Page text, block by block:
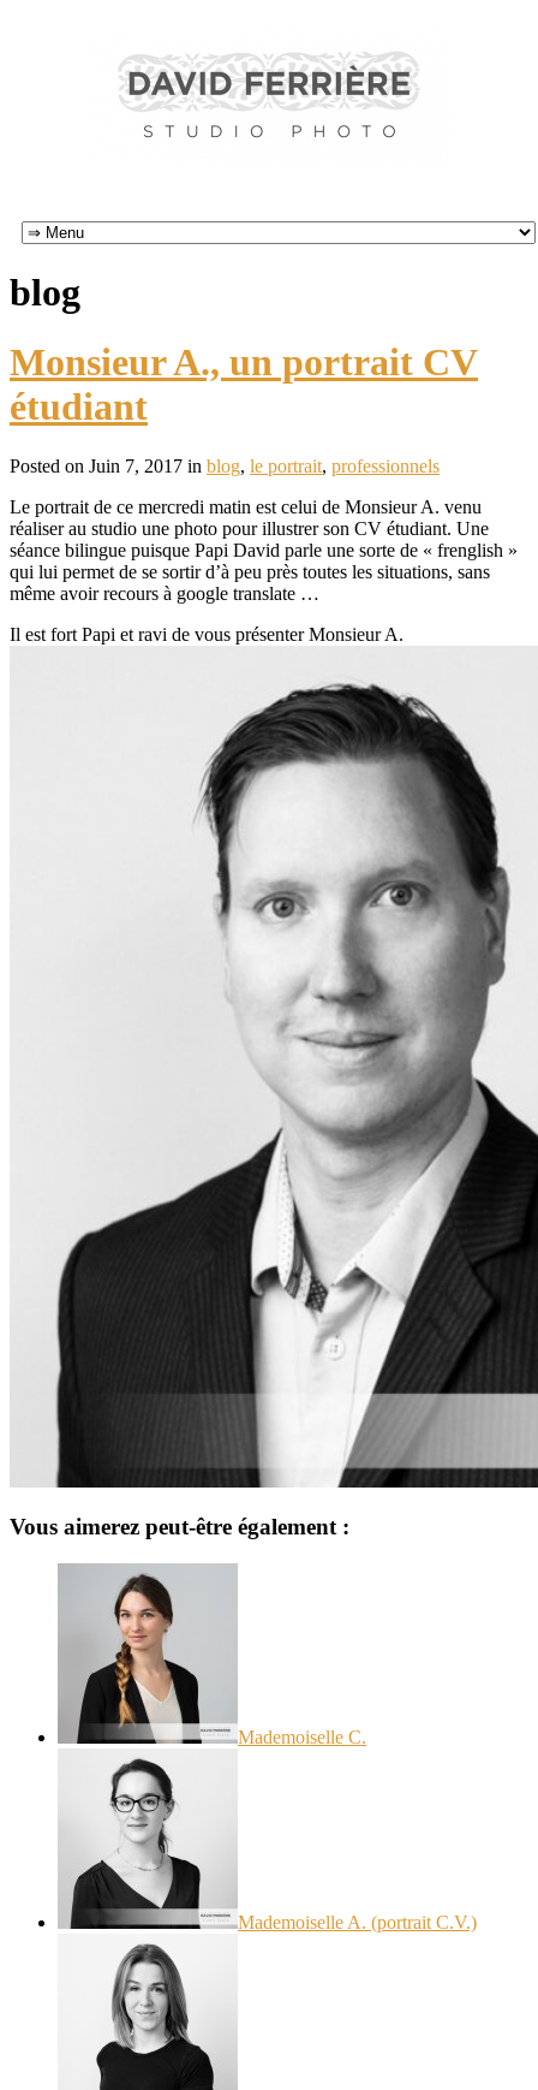
blog
Monsieur A., un portrait CV
étudiant
Posted on Juin 7, 2017 in blog, le portrait, professionnels
Le portrait de ce mercredi matin est celui de Monsieur A. venu
réaliser au studio une photo pour illustrer son CV étudiant. Une
séance bilingue puisque Papi David parle une sorte de « frenglish »
qui lui permet de se sortir d’à peu près toutes les situations, sans
même avoir recours à google translate …
Il est fort Papi et ravi de vous présenter Monsieur A.
Vous aimerez peut-être également :
Mademoiselle C.
Mademoiselle A. (portrait C.V.)